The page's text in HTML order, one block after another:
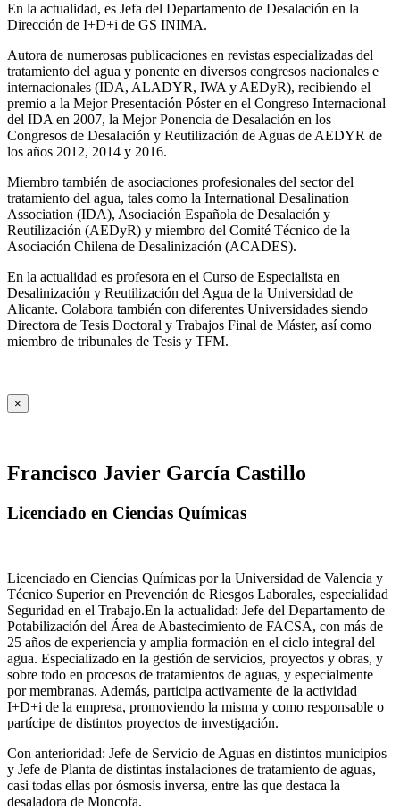
En la actualidad, es Jefa del Departamento de Desalación en la
Dirección de I+D+i de GS INIMA.
Autora de numerosas publicaciones en revistas especializadas del
tratamiento del agua y ponente en diversos congresos nacionales e
internacionales (IDA, ALADYR, IWA y AEDyR), recibiendo el
premio a la Mejor Presentación Póster en el Congreso Internacional
del IDA en 2007, la Mejor Ponencia de Desalación en los
Congresos de Desalación y Reutilización de Aguas de AEDYR de
los años 2012, 2014 y 2016.
Miembro también de asociaciones profesionales del sector del
tratamiento del agua, tales como la International Desalination
Association (IDA), Asociación Española de Desalación y
Reutilización (AEDyR) y miembro del Comité Técnico de la
Asociación Chilena de Desalinización (ACADES).
En la actualidad es profesora en el Curso de Especialista en
Desalinización y Reutilización del Agua de la Universidad de
Alicante. Colabora también con diferentes Universidades siendo
Directora de Tesis Doctoral y Trabajos Final de Máster, así como
miembro de tribunales de Tesis y TFM.
×
Francisco Javier García Castillo
Licenciado en Ciencias Químicas
Licenciado en Ciencias Químicas por la Universidad de Valencia y
Técnico Superior en Prevención de Riesgos Laborales, especialidad
Seguridad en el Trabajo.En la actualidad: Jefe del Departamento de
Potabilización del Área de Abastecimiento de FACSA, con más de
25 años de experiencia y amplia formación en el ciclo integral del
agua. Especializado en la gestión de servicios, proyectos y obras, y
sobre todo en procesos de tratamientos de aguas, y especialmente
por membranas. Además, participa activamente de la actividad
I+D+i de la empresa, promoviendo la misma y como responsable o
partícipe de distintos proyectos de investigación.
Con anterioridad: Jefe de Servicio de Aguas en distintos municipios
y Jefe de Planta de distintas instalaciones de tratamiento de aguas,
casi todas ellas por ósmosis inversa, entre las que destaca la
desaladora de Moncofa.